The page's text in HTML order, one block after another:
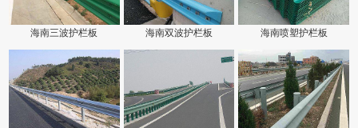
海南三波护栏板 海南双波护栏板 海南喷塑护栏板